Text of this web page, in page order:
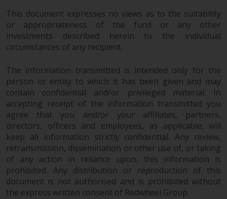
This document expresses no views as to the suitability
or appropriateness of the fund or any other
investments described herein to the individual
circumstances of any recipient.
The information transmitted is intended only for the
person or entity to which it has been given and may
contain confidential and/or privileged material. In
accepting receipt of the information transmitted you
agree that you and/or your affiliates, partners,
directors, officers and employees, as applicable, will
keep all information strictly confidential. Any review,
retransmission, dissemination or other use of, or taking
of any action in reliance upon, this information is
prohibited. Any distribution or reproduction of this
document is not authorised and is prohibited without
the express written consent of Redwheel Group.